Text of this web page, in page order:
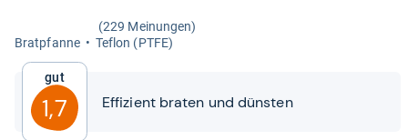
(229 Meinungen)
Brat­pfanne
Tef­lon (PTFE)
Gut
1,7 Effi­zi­ent bra­ten und düns­ten